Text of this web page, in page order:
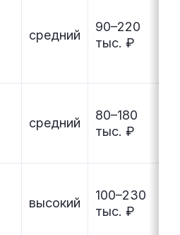
средний
90–220
тыс. ₽
средний
80–180
тыс. ₽
высокий
100–230
тыс. ₽